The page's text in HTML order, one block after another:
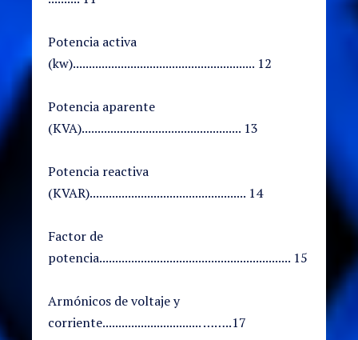
Potencia activa
(kw)......................................................... 12
Potencia aparente
(KVA).................................................. 13
Potencia reactiva
(KVAR)................................................. 14
Factor de
potencia............................................................ 15
Armónicos de voltaje y
corriente............................... ……..17